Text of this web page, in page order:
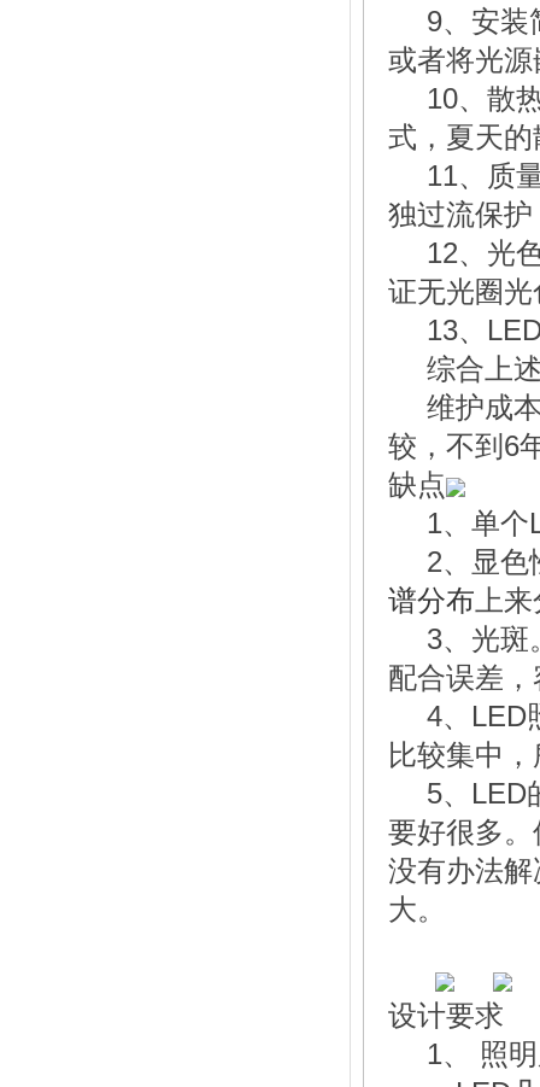
9、安装
或者将光
10、散
式，夏天
11、质
独过流保
12、光
证无光圈
13、
综合上
维护成
较，不到6
缺点
1、单个
2、显色
谱分布 上
3、光斑
配合误差，
4、LED
比较集中
5、LED
要好很多
没有办法
大。
设计要求
1、 照